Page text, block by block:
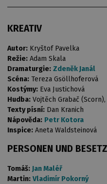
KREATIV
Autor: Kryštof Pavelka
Režie: Adam Skala
Dramaturgie: Zdeněk Janál
Scéna: Tereza Gsöllhoferová
Kostýmy: Eva Justichová
Hudba: Vojtěch Grabač
Texty písní: Dan Kranich
Nápověda: Petr Kotora
Inspice: Aneta Waldsteinová
PERSONEN UND
Tomáš: Jan Maléř
Martin: Vladimír Pokorný